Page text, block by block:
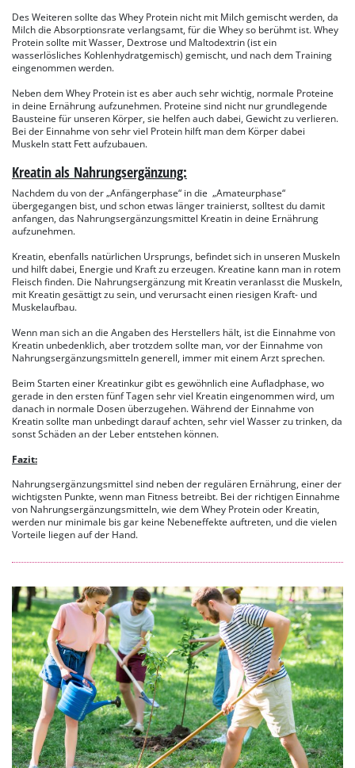
Des Weiteren sollte das Whey Protein nicht mit Milch gemischt werden, da
Milch die Absorptionsrate verlangsamt, für die Whey so berühmt ist. Whey
Protein sollte mit Wasser, Dextrose und Maltodextrin (ist ein
wasserlösliches Kohlenhydratgemisch) gemischt, und nach dem Training
eingenommen werden.
Neben dem Whey Protein ist es aber auch sehr wichtig, normale Proteine
in deine Ernährung aufzunehmen. Proteine sind nicht nur grundlegende
Bausteine für unseren Körper, sie helfen auch dabei, Gewicht zu verlieren.
Bei der Einnahme von sehr viel Protein hilft man dem Körper dabei
Muskeln statt Fett aufzubauen.
Kreatin als Nahrungsergänzung:
Nachdem du von der „Anfängerphase“ in die „Amateurphase“
übergegangen bist, und schon etwas länger trainierst, solltest du damit
anfangen, das Nahrungsergänzungsmittel Kreatin in deine Ernährung
aufzunehmen.
Kreatin, ebenfalls natürlichen Ursprungs, befindet sich in unseren Muskeln
und hilft dabei, Energie und Kraft zu erzeugen. Kreatine kann man in rotem
Fleisch finden. Die Nahrungsergänzung mit Kreatin veranlasst die Muskeln,
mit Kreatin gesättigt zu sein, und verursacht einen riesigen Kraft- und
Muskelaufbau.
Wenn man sich an die Angaben des Herstellers hält, ist die Einnahme von
Kreatin unbedenklich, aber trotzdem sollte man, vor der Einnahme von
Nahrungsergänzungsmitteln generell, immer mit einem Arzt sprechen.
Beim Starten einer Kreatinkur gibt es gewöhnlich eine Aufladphase, wo
gerade in den ersten fünf Tagen sehr viel Kreatin eingenommen wird, um
danach in normale Dosen überzugehen. Während der Einnahme von
Kreatin sollte man unbedingt darauf achten, sehr viel Wasser zu trinken, da
sonst Schäden an der Leber entstehen können.
Fazit:
Nahrungsergänzungsmittel sind neben der regulären Ernährung, einer der
wichtigsten Punkte, wenn man Fitness betreibt. Bei der richtigen Einnahme
von Nahrungsergänzungsmitteln, wie dem Whey Protein oder Kreatin,
werden nur minimale bis gar keine Nebeneffekte auftreten, und die vielen
Vorteile liegen auf der Hand.